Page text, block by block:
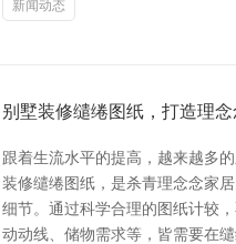
新闻动态
别墅装修缱绻图纸，打造理
跟着生流水平的提高，越来越多
装修缱绻图纸，是杀青理念念家
细节。通过科学合理的图纸计较
动动线、储物需求等，皆需要在